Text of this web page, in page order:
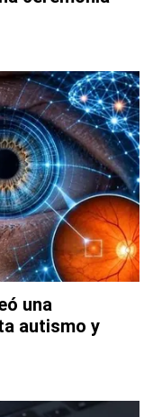
una
autismo y